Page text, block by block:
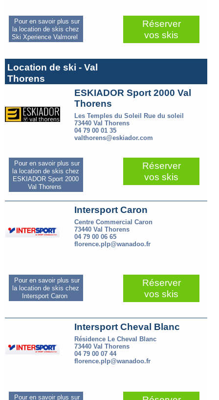
Pour en savoir plus sur
la location de skis chez
Ski Xperience Valmorel
Réserver
vos skis
Location de ski - Val
Thorens
ESKIADOR Sport 2000 Val
Thorens
Les Temples du Soleil Rue du soleil
73440 Val Thorens
04 79 00 01 35
valthorens@eskiador.com
Pour en savoir plus sur
la location de skis chez
ESKIADOR Sport 2000
Val Thorens
Réserver
vos skis
Intersport Caron
Centre Commercial Caron
73440 Val Thorens
04 79 00 06 65
florence.plp@wanadoo.fr
Pour en savoir plus sur
la location de skis chez
Intersport Caron
Réserver
vos skis
Intersport Cheval Blanc
Résidence Le Cheval Blanc
73440 Val Thorens
04 79 00 07 44
florence.plp@wanadoo.fr
Pour en savoir plus sur